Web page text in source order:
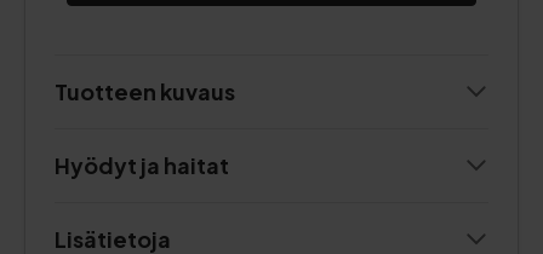
Tuotteen kuvaus
Hyödyt ja haitat
Lisätietoja